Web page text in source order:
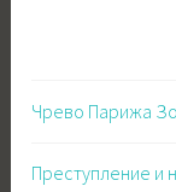
Чрево Парижа
Преступление и